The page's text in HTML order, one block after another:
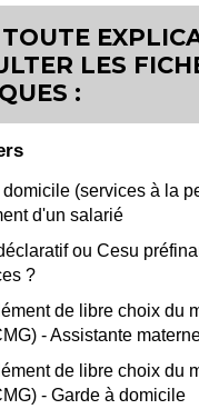
LES
:
(services à la
d'un salarié
ou Cesu
?
de libre choix du
- Assistante
de libre choix du
- Garde à domicile